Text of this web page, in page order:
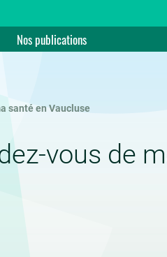
Nos publications
santé en Vaucluse
vous de